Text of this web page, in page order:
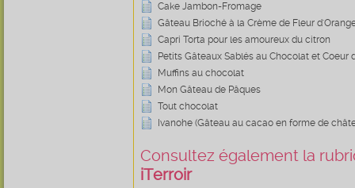
Cake Jambon-Fromage
Gâteau Brioché à la Crème de Fleur
Capri Torta pour les amoureux du citron
Petits Gâteaux Sablés au Chocolat et Coeur
Muffins au chocolat
Mon Gâteau de Pâques
Tout chocolat
Ivanohe (Gâteau au cacao en forme de
Consultez également la
iTerroir